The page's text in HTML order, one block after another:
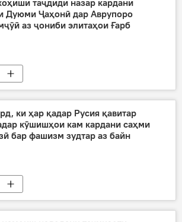
таҷдиди назар кардани
Дуюми Ҷаҳонӣ дар Аврупоро
аз ҷониби элитаҳои Ғарб
ки ҳар қадар Русия қавитар
кӯшишҳои кам кардани саҳми
бар фашизм зудтар аз байн